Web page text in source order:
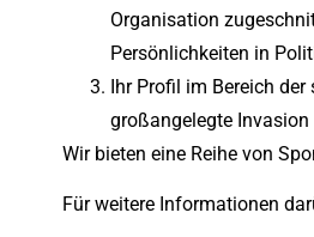
Organisation
Persönlichkeiten in
Ihr Profil im Bereich
großangelegte Invasion
Wir bieten eine Reihe von
Für weitere Informationen